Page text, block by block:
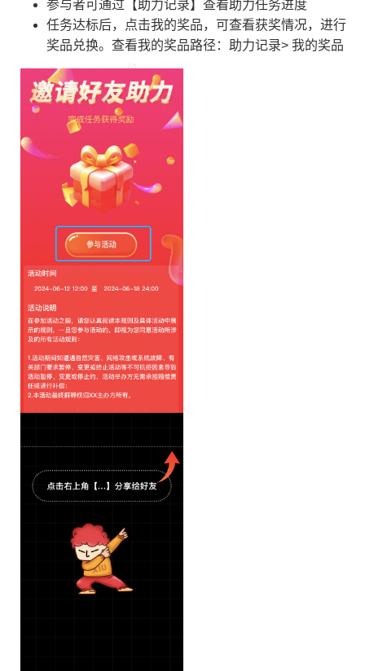
参与者可通过【助力记录】查看助力任务进度
任务达标后，点击我的奖品，可查看获奖情况，进行
奖品兑换。查看我的奖品路径：助力记录> 我的奖品